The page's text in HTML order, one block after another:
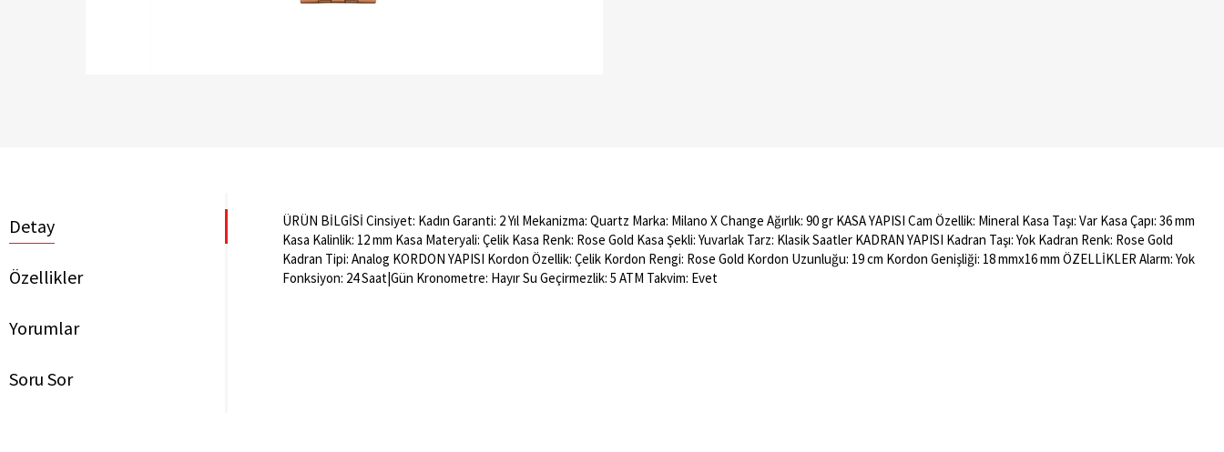
Detay
Özellikler
Yorumlar
Soru Sor
ÜRÜN BİLGİSİ Cinsiyet: Kadın Garanti: 2 Yıl Mekanizma: Quartz Marka: Milano X Change Ağırlık: 90 gr KASA YAPISI Cam Özellik: Mineral Kasa Taşı: Var Kasa Çapı: 36 mm
Kasa Kalinlik: 12 mm Kasa Materyali: Çelik Kasa Renk: Rose Gold Kasa Şekli: Yuvarlak Tarz: Klasik Saatler KADRAN YAPISI Kadran Taşı: Yok Kadran Renk: Rose Gold
Kadran Tipi: Analog KORDON YAPISI Kordon Özellik: Çelik Kordon Rengi: Rose Gold Kordon Uzunluğu: 19 cm Kordon Genişliği: 18 mmx16 mm ÖZELLİKLER Alarm: Yok
Fonksiyon: 24 Saat|Gün Kronometre: Hayır Su Geçirmezlik: 5 ATM Takvim: Evet